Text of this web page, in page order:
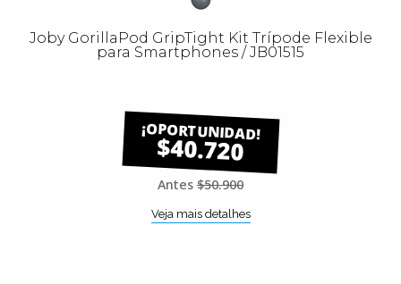
Joby GorillaPod GripTight Kit Trípode Flexible
para Smartphones / JB01515
$40.720
Antes $50.900
Veja mais detalhes